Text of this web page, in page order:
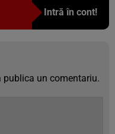
Intră în cont!
publica un comentariu.